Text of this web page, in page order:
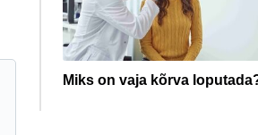
Miks on vaja kõrva